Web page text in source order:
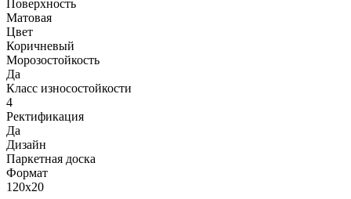
Поверхность
Матовая
Цвет
Коричневый
Морозостойкость
Да
Класс износостойкости
4
Ректификация
Да
Дизайн
Паркетная доска
Формат
120x20